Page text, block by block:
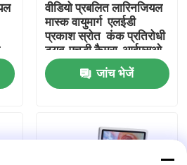
वीडियो प्रबलित लारिनजियल
मास्क वायुमार्ग ️ एलईडी
प्रकाश स्रोत ️ कंक प्रतिरोधी
ट्यूब-एचडी कैमरा-आईएसओ
जांच भेजें